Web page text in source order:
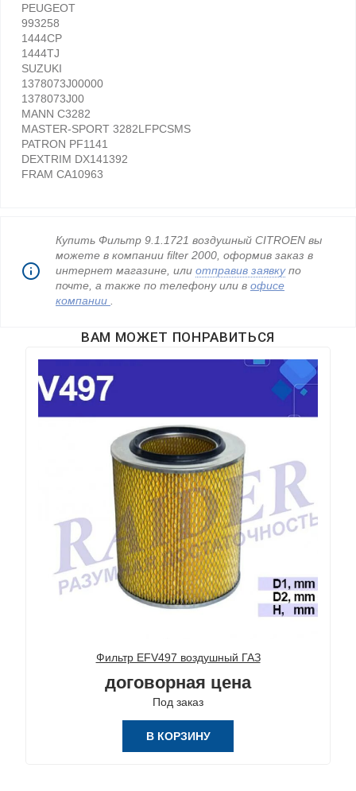
PEUGEOT
993258
1444CP
1444TJ
SUZUKI
1378073J00000
1378073J00
MANN C3282
MASTER-SPORT 3282LFPCSMS
PATRON PF1141
DEXTRIM DX141392
FRAM CA10963
Купить Фильтр 9.1.1721 воздушный CITROEN вы
можете в компании filter 2000, оформив заказ в
интернет магазине, или отправив заявкупо
почте, а также по телефонуили в офисе
компании
ВАМ МОЖЕТ ПОНРАВИТЬСЯ
Фильтр EFV497 воздушный ГАЗ
договорная цена
Под заказ
В КОРЗИНУ